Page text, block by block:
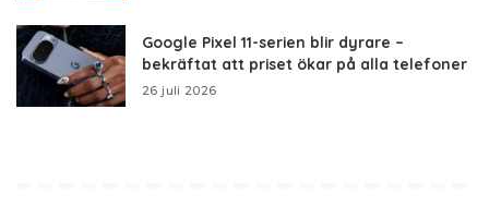
Google Pixel 11-serien blir dyrare –
bekräftat att priset ökar på alla telefoner
26 juli 2026